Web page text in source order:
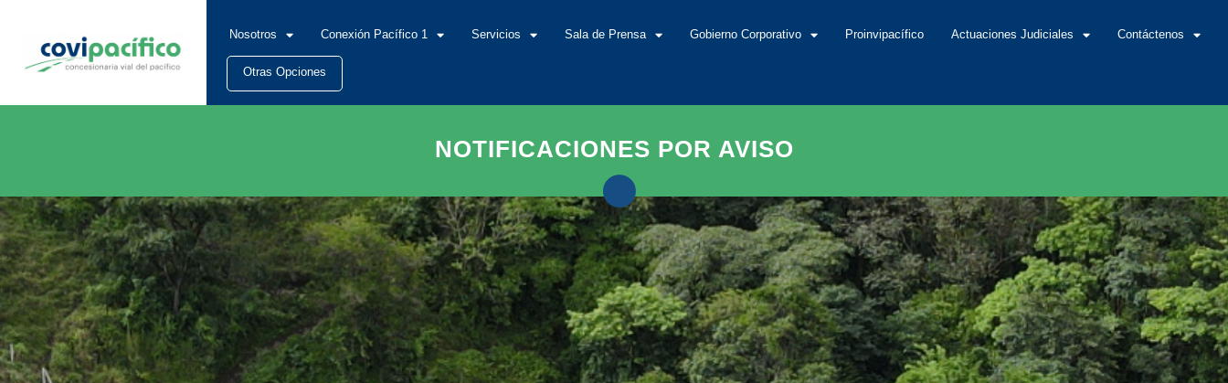
Nosotros Conexión Pacífico 1 Servicios Sala de Prensa Gobierno Corporativo Proinvipacífico Actuaciones Judiciales Contáctenos
Otras Opciones
NOTIFICACIONES POR AVISO